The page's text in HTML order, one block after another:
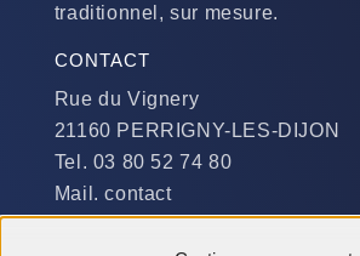
traditionnel, sur mesure.
CONTACT
Rue du Vignery
21160 PERRIGNY-LES-DIJON
Tel. 03 80 52 74 80
Mail. contact